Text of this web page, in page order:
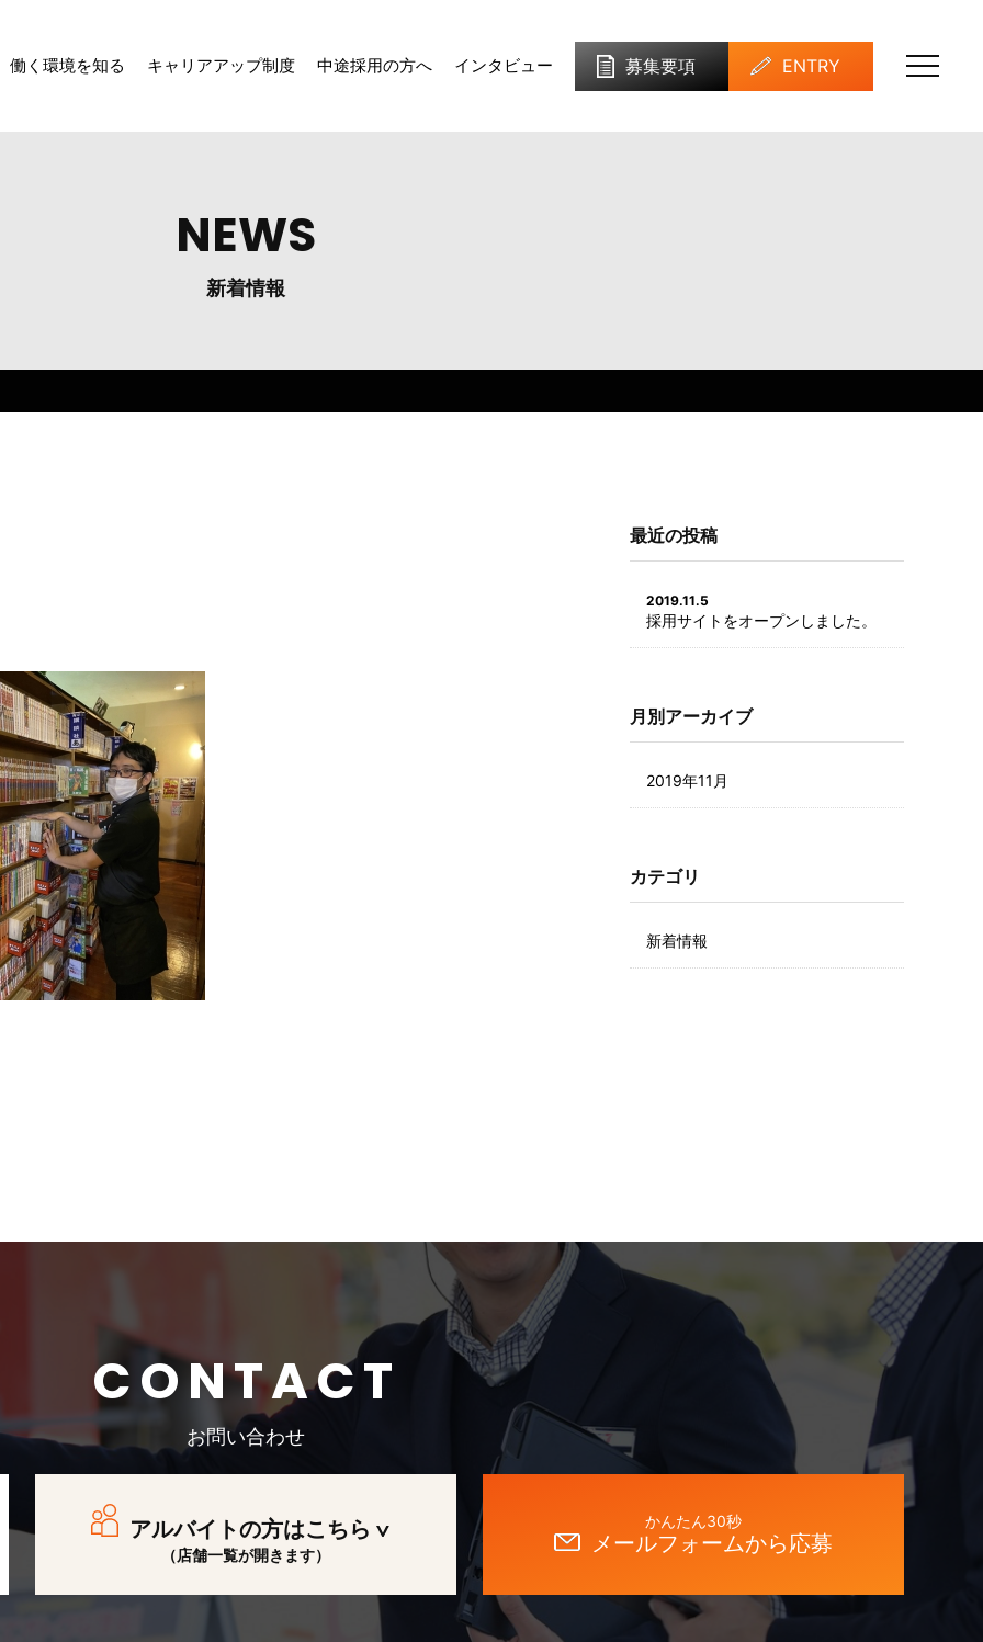
働く環境を知る キャリアアップ制度 中途採用の方へ インタビュー 募集要項 ENTRY
NEWS
新着情報
最近の投稿
2019.11.5
採用サイトをオープンしました。
月別アーカイブ
2019年11月
カテゴリ
新着情報
CONTACT
お問い合わせ
アルバイトの方はこちら
（店舗一覧が開きます）
かんたん30秒
メールフォームから応募